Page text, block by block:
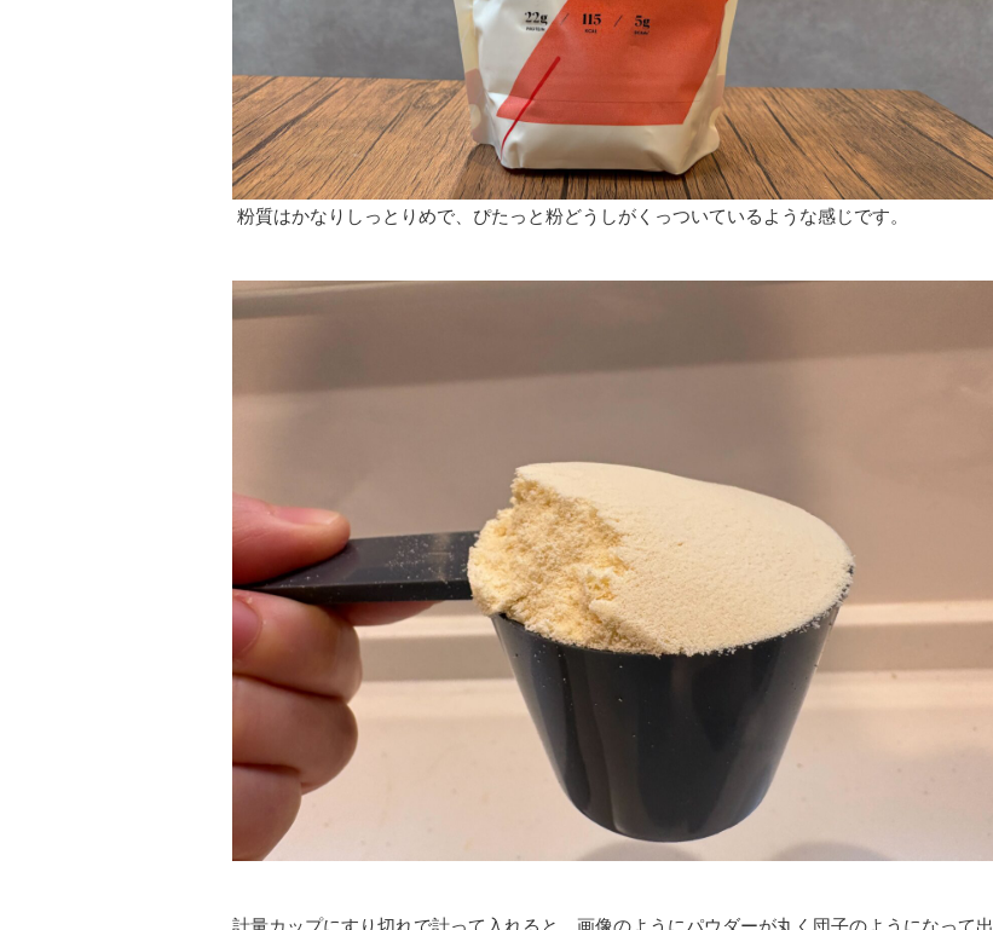
粉質はかなりしっとりめで、ぴたっと粉どうしがくっついているような感じです。